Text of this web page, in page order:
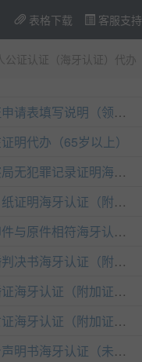
客服支持
表格下载
公证认证（海牙认证）代办
领事认证申请表填写说明（领事认证已取消）
明代办（65岁以上）
美国警察局无犯罪记录证明海牙认证（附加证明书）
美国改名纸证明海牙认证（附加证明书）
护照复印件与原件相符海牙认证（附加证明书）
美国离婚判决书海牙认证（附加证明书）
美国离婚证海牙认证（附加证明书）
美国死亡证海牙认证（附加证明书）
美国单身声明书海牙认证（未婚）